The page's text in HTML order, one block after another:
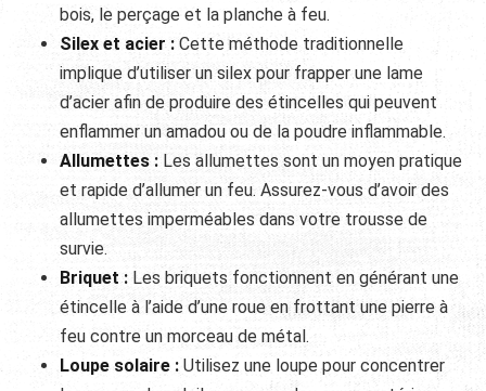
bois, le perçage et la planche à feu.
Silex et acier : Cette méthode traditionnelle
implique d’utiliser un silex pour frapper une lame
d’acier afin de produire des étincelles qui peuvent
enflammer un amadou ou de la poudre inflammable.
Allumettes : Les allumettes sont un moyen pratique
et rapide d’allumer un feu. Assurez-vous d’avoir des
allumettes imperméables dans votre trousse de
survie.
Briquet : Les briquets fonctionnent en générant une
étincelle à l’aide d’une roue en frottant une pierre à
feu contre un morceau de métal.
Loupe solaire : Utilisez une loupe pour concentrer